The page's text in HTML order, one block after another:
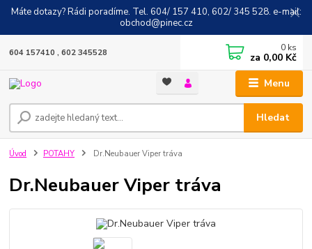
Máte dotazy? Rádi poradíme. Tel. 604/ 157 410, 602/ 345 528. e-mail:
obchod@pinec.cz
Menu
Hledat
604 157410 , 602 345528 0 ks
za 0,00 Kč
Úvod POTAHY Dr.Neubauer Viper tráva
Dr.Neubauer Viper tráva